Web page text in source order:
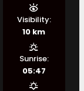
Visibility:
10 km
Sunrise:
05:47